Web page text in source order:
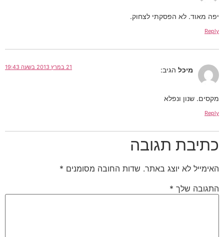
יפה מאוד. לא הפסקתי לצחוק.
Reply
מיכל הגיב: 21 במרץ 2013 בשעה 19:43
מקסים. שנון ונפלא
Reply
כתיבת תגובה
האימייל לא יוצג באתר. שדות החובה מסומנים *
התגובה שלך *